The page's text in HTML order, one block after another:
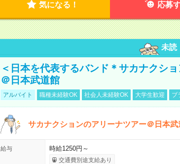
気になる！ 応募
未読
＜日本を代表するバンド＊サカナクシ
＠日本武道館
アルバイト 職種未経験OK 社会人未経験OK 大学生歓迎 ブ
サカナクションのアリーナツアー＠日本武
給与 時給1250円～
交通費別途支給あり